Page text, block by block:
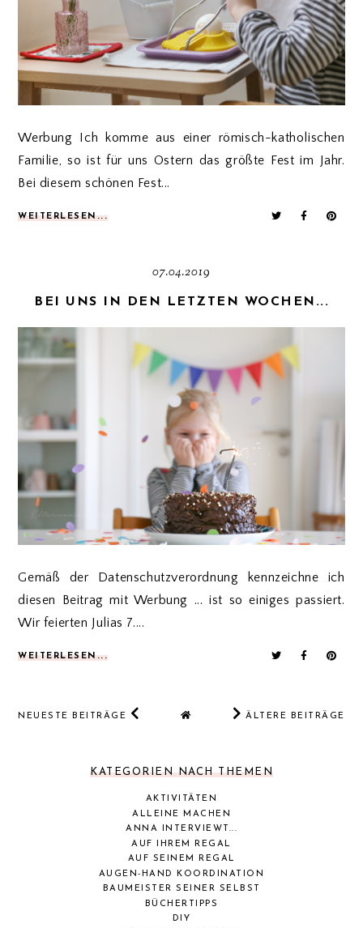
Werbung Ich komme aus einer römisch-katholischen
Familie, so ist für uns Ostern das größte Fest im Jahr.
Bei diesem schönen Fest...
WEITERLESEN...
07.04.2019
BEI UNS IN DEN LETZTEN WOCHEN...
Gemäß der Datenschutzverordnung kennzeichne ich
diesen Beitrag mit Werbung ... ist so einiges passiert.
Wir feierten Julias 7....
WEITERLESEN...
NEUESTE BEITRÄGE ÄLTERE BEITRÄGE
KATEGORIEN NACH THEMEN
AKTIVITÄTEN
ALLEINE MACHEN
ANNA INTERVIEWT...
AUF IHREM REGAL
AUF SEINEM REGAL
AUGEN-HAND KOORDINATION
BAUMEISTER SEINER SELBST
BÜCHERTIPPS
DIY